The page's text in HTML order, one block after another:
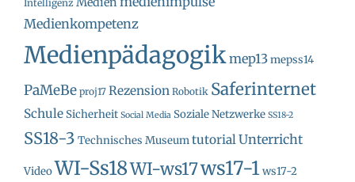
Intelligenz
Medienkompetenz
Medienpädagogikmep13mepss14
PaMeBe proj17 Rezension Robotik Saferinternet
Schule Sicherheit Social Media Soziale Netzwerke SS18-2
SS18-3 Technisches MuseumtutorialUnterricht
VideoWI-Ss18WI-ws17ws17-1 ws17-2